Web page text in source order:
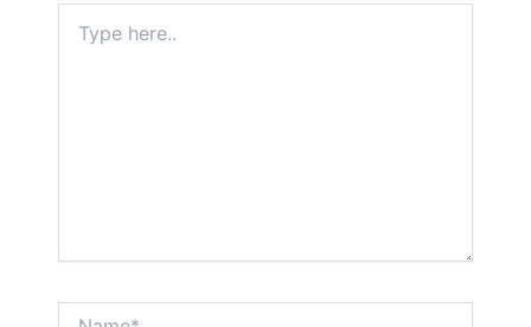
here..